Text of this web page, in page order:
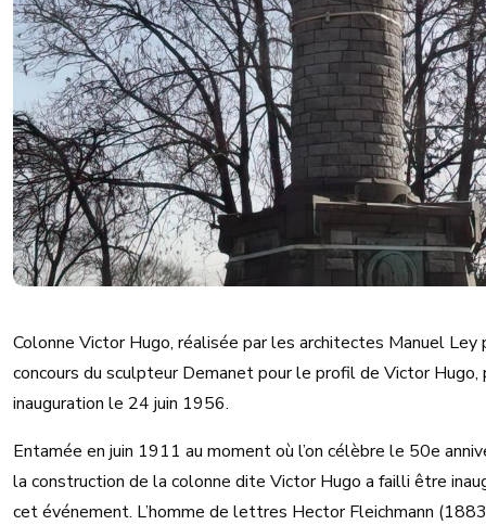
Colonne Victor Hugo, réalisée par les architectes Manuel Ley
concours du sculpteur Demanet pour le profil de Victor
inauguration le 24 juin 1956.
Entamée en juin 1911 au moment où l’on célèbre le 50e
la construction de la colonne dite Victor Hugo a failli être
cet événement. L’homme de lettres Hector Fleichmann